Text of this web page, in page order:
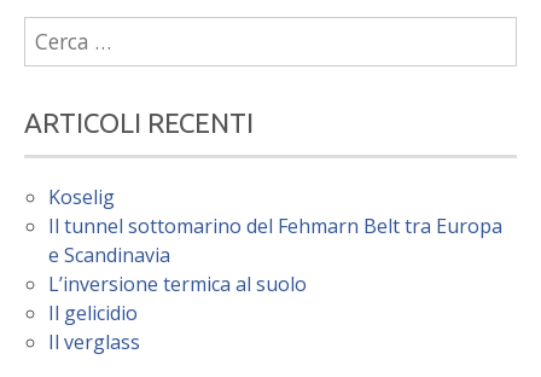
Ricerca
per:
ARTICOLI RECENTI
Koselig
Il tunnel sottomarino del Fehmarn Belt tra Europa
e Scandinavia
L’inversione termica al suolo
Il gelicidio
Il verglass